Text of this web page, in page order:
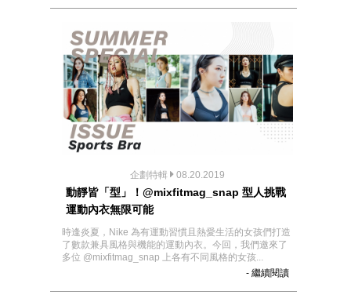
企劃特輯 08.20.2019
動靜皆「型」！@mixfitmag_snap 型人挑戰
運動內衣無限可能
時逢炎夏，Nike 為有運動習慣且熱愛生活的女孩們打造
了數款兼具風格與機能的運動內衣。今回，我們邀來了
多位 @mixfitmag_snap 上各有不同風格的女孩...
- 繼續閱讀